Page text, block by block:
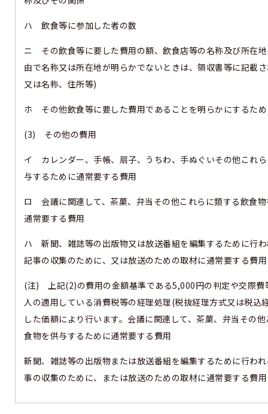
ハ 飲食等に参加した者の数
ニ その飲食等に要した費用の額、飲食店等の名称及び所在
由で名称又は所在地が明らかでないときは、領収書等に記載
又は名称、住所等)
ホ その他飲食等に要した費用であることを明らかにするた
(3) その他の費用
イ カレンダー、手帳、扇子、うちわ、手ぬぐいその他これ
与するために通常要する費用
ロ 会議に関連して、茶菓、弁当その他これらに類する飲食
通常要する費用
ハ 新聞、雑誌等の出版物又は放送番組を編集するために行
記事の収集のために、又は放送のための取材に通常要する費用
(注) 上記(2)の費用の金額基準である5,000円の判定や交際費
人の適用している消費税等の経理処理(税抜経理方式又は税込
した価額により行います。会議に関連して、茶菓、弁当その
食物を供与するために通常要する費用
新聞、雑誌等の出版物または放送番組を編集するために行わ
事の収集のために、または放送のための取材に通常要する費用